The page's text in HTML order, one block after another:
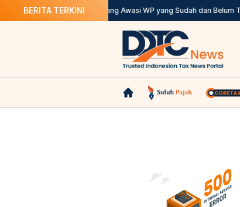
BERITA TERKINI
Academy DJP Berwenang Awasi WP yang Sudah dan Belum